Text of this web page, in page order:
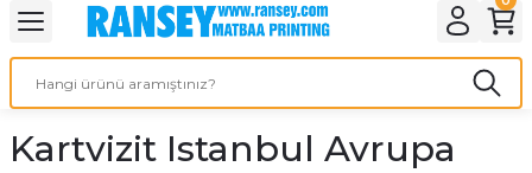
Geri Dön
Geri Dön
Geri Dön
Geri Dön
Ürünleri
Geri Dön
Geri Dön
Geri Dön
Kartvizit Istanbul Avrupa